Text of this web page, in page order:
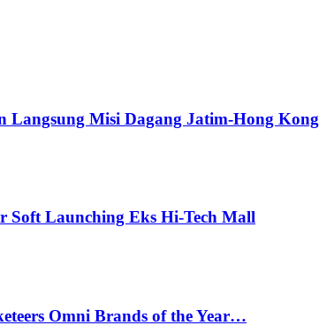
Langsung Misi Dagang Jatim-Hong Kong
Soft Launching Eks Hi-Tech Mall
Omni Brands of the Year…